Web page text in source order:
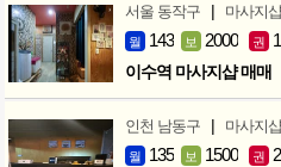
서울 동작구 | 마사지샵
월 143 보 2000 권
이수역 마사지샵 매매
인천 남동구 | 마사지샵
월 135 보 1500 권